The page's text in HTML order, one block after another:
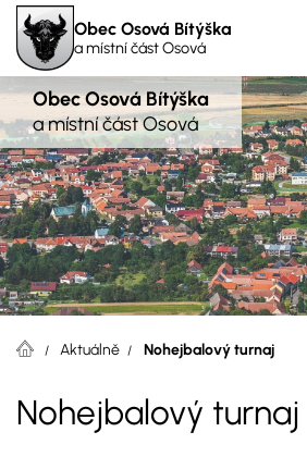
Obec Osová Bítýška
a místní část Osová
Obec Osová Bítýška
a místní část Osová
Aktuálně Nohejbalový turnaj
Nohejbalový turnaj